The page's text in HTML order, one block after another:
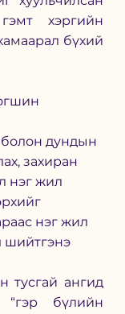
хэргийн
бүхий
болон дундын
захиран
нэг жил
нэг жил
шийтгэнэ
тусгай ангид
бүлийн